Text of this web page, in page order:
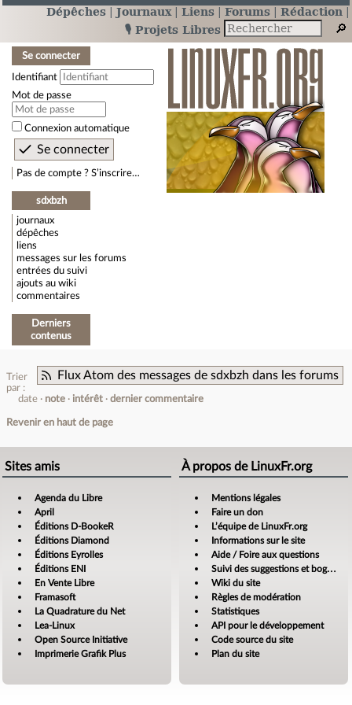
Dépêches Journaux Liens Forums
Rédaction
🎙️ Projets Libres
Se connecter
Identifiant
Mot de passe
Connexion automatique
Pas de compte ? S’inscrire…
sdxbzh
journaux
dépêches
liens
messages sur les forums
entrées du suivi
ajouts au wiki
commentaires
Derniers
contenus
Flux Atom des messages de sdxbzh dans les forums
Trier
par :
date
note intérêt dernier commentaire
Revenir en haut de page
Sites amis
Agenda du Libre
April
Éditions D-BookeR
Éditions Diamond
Éditions Eyrolles
Éditions ENI
En Vente Libre
Framasoft
La Quadrature du Net
Lea-Linux
Open Source Initiative
Imprimerie Grafik Plus
À propos de LinuxFr.org
Mentions légales
Faire un don
L’équipe de LinuxFr.org
Informations sur le site
Aide / Foire aux questions
Suivi des suggestions et bogues
Wiki du site
Règles de modération
Statistiques
API pour le développement
Code source du site
Plan du site